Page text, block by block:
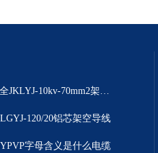
架空线规格大全JKLYJ-10kv-70mm2架空铝芯导线
120/20铝芯架空导线
字母含义是什么电缆